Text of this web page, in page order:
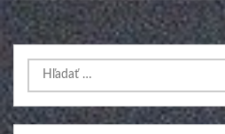
Hľadať: